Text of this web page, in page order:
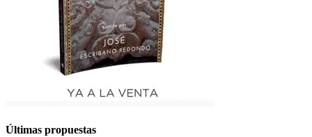
Últimas propuestas